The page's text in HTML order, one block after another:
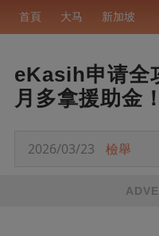
首頁 大马 新加坡
eKasih申请全
月多拿援助金！
2026/03/23 檢舉